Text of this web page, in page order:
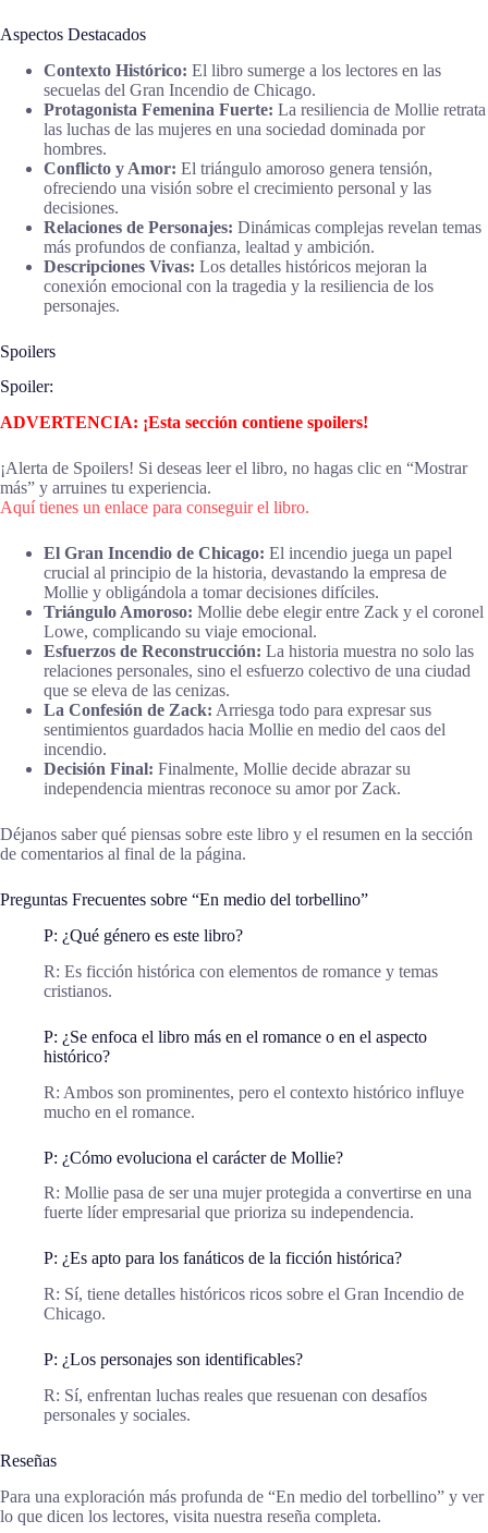
Aspectos Destacados
Contexto Histórico: El libro sumerge a los lectores en las
secuelas del Gran Incendio de Chicago.
Protagonista Femenina Fuerte: La resiliencia de Mollie retrata
las luchas de las mujeres en una sociedad dominada por
hombres.
Conflicto y Amor: El triángulo amoroso genera tensión,
ofreciendo una visión sobre el crecimiento personal y las
decisiones.
Relaciones de Personajes: Dinámicas complejas revelan temas
más profundos de confianza, lealtad y ambición.
Descripciones Vivas: Los detalles históricos mejoran la
conexión emocional con la tragedia y la resiliencia de los
personajes.
Spoilers
Spoiler:
ADVERTENCIA: ¡Esta sección contiene spoilers!
¡Alerta de Spoilers! Si deseas leer el libro, no hagas clic en “Mostrar
más” y arruines tu experiencia.
Aquí tienes un enlace para conseguir el libro.
El Gran Incendio de Chicago: El incendio juega un papel
crucial al principio de la historia, devastando la empresa de
Mollie y obligándola a tomar decisiones difíciles.
Triángulo Amoroso: Mollie debe elegir entre Zack y el coronel
Lowe, complicando su viaje emocional.
Esfuerzos de Reconstrucción: La historia muestra no solo las
relaciones personales, sino el esfuerzo colectivo de una ciudad
que se eleva de las cenizas.
La Confesión de Zack: Arriesga todo para expresar sus
sentimientos guardados hacia Mollie en medio del caos del
incendio.
Decisión Final: Finalmente, Mollie decide abrazar su
independencia mientras reconoce su amor por Zack.
Déjanos saber qué piensas sobre este libro y el resumen en la sección
de comentarios al final de la página.
Preguntas Frecuentes sobre “En medio del torbellino”
P: ¿Qué género es este libro?
R: Es ficción histórica con elementos de romance y temas
cristianos.
P: ¿Se enfoca el libro más en el romance o en el aspecto
histórico?
R: Ambos son prominentes, pero el contexto histórico influye
mucho en el romance.
P: ¿Cómo evoluciona el carácter de Mollie?
R: Mollie pasa de ser una mujer protegida a convertirse en una
fuerte líder empresarial que prioriza su independencia.
P: ¿Es apto para los fanáticos de la ficción histórica?
R: Sí, tiene detalles históricos ricos sobre el Gran Incendio de
Chicago.
P: ¿Los personajes son identificables?
R: Sí, enfrentan luchas reales que resuenan con desafíos
personales y sociales.
Reseñas
Para una exploración más profunda de “En medio del torbellino” y ver
lo que dicen los lectores, visita nuestra reseña completa.